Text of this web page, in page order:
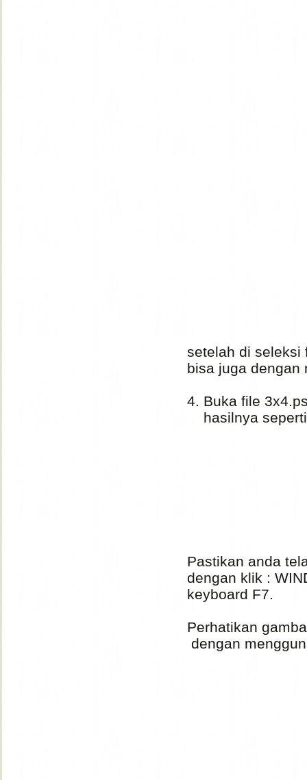
setelah di seleksi
bisa juga dengan
4. Buka file
hasilnya seperti
Pastikan anda
dengan klik :
keyboard F7.
Perhatikan
dengan